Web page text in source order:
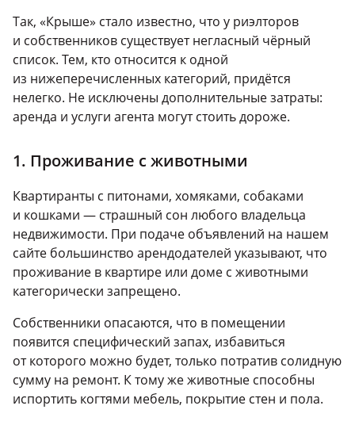
Так, «Крыше» стало известно, что у риэлторов
и собственников существует негласный чёрный
список. Тем, кто относится к одной
из нижеперечисленных категорий, придётся
нелегко. Не исключены дополнительные затраты:
аренда и услуги агента могут стоить дороже.
1. Проживание с животными
Квартиранты с питонами, хомяками, собаками
и кошками — страшный сон любого владельца
недвижимости. При подаче объявлений на нашем
сайте большинство арендодателей указывают, что
проживание в квартире или доме с животными
категорически запрещено.
Собственники опасаются, что в помещении
появится специфический запах, избавиться
от которого можно будет, только потратив солидную
сумму на ремонт. К тому же животные способны
испортить когтями мебель, покрытие стен и пола.